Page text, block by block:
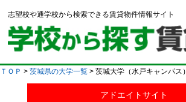
志望校や通学校から検索できる賃貸物件情報サイト
ＴＯＰ > 茨城県の大学一覧 > 茨城大学（水戸キャンパス）
アドエイトサイト